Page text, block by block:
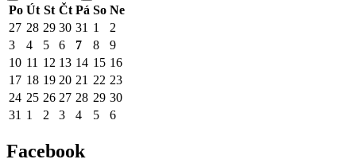
Po Út St Čt Pá So Ne
27 28 29 30 31 1
2
3
4 5 6 7 8
9
10 11 12 13 14 15 16
17 18 19 20 21 22 23
24 25 26 27 28 29 30
31 1 2 3 4 5 6
Facebook